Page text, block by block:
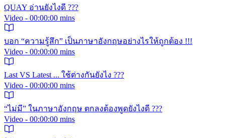
QUAY อ่านยังไงดี ???
Video - 00:00:00 mins
บอก “ความรู้สึก” เป็นภาษาอังกฤษอย่างไรให้ถูกต้อง !!!
Video - 00:00:00 mins
Last VS Latest ... ใช้ต่างกันยังไง ???
Video - 00:00:00 mins
“ไม่มี” ในภาษาอังกฤษ ตกลงต้องพูดยังไงดี ???
Video - 00:00:00 mins